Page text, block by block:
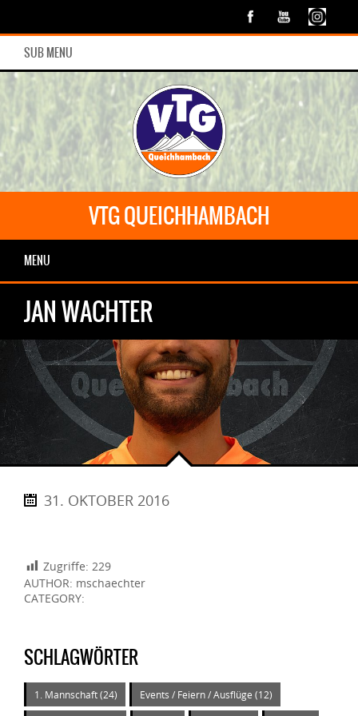
SUB MENU
VTG QUEICHHAMBACH
MENU
JAN WACHTER
31. OKTOBER 2016
Zugriffe: 229
AUTHOR: mschaechter
CATEGORY:
SCHLAGWÖRTER
1. Mannschaft(24) Events / Feiern / Ausflüge (12)